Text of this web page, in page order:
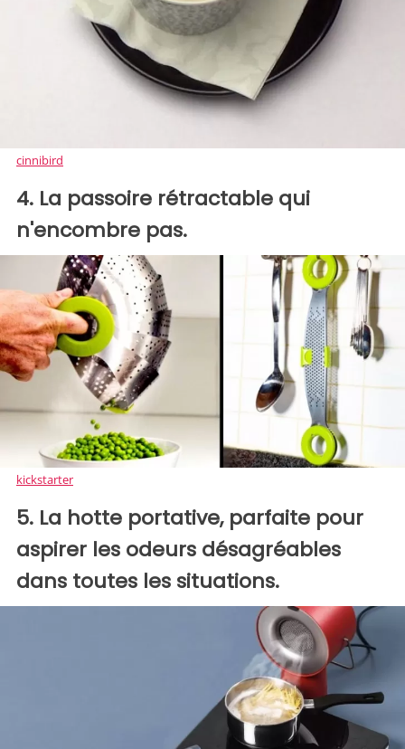
cinnibird
4. La passoire rétractable qui
n'encombre pas.
kickstarter
5. La hotte portative, parfaite pour
aspirer les odeurs désagréables
dans toutes les situations.